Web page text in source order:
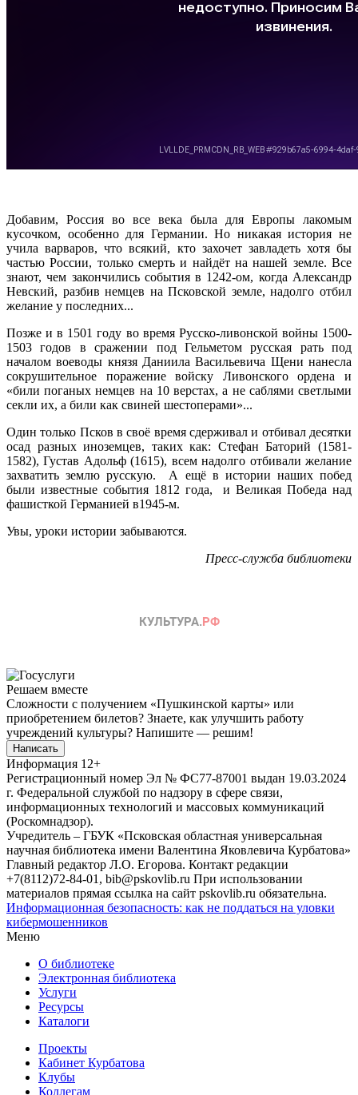
Добавим, Россия во все века была для Европы лакомым
кусочком, особенно для Германии. Но никакая история не
учила варваров, что всякий, кто захочет завладеть хотя бы
частью России, только смерть и найдёт на нашей земле. Все
знают, чем закончились события в 1242-ом, когда Александр
Невский, разбив немцев на Псковской земле, надолго отбил
желание у последних...
Позже и в 1501 году во время Русско-ливонской войны 1500-
1503 годов в сражении под Гельметом русская рать под
началом воеводы князя Даниила Васильевича Щени нанесла
сокрушительное поражение войску Ливонского ордена и
«били поганых немцев на 10 верстах, а не саблями светлыми
секли их, а били как свиней шестоперами»...
Один только Псков в своё время сдерживал и отбивал десятки
осад разных иноземцев, таких как: Стефан Баторий (1581-
1582), Густав Адольф (1615), всем надолго отбивали желание
захватить землю русскую. А ещё в истории наших побед
были известные события 1812 года, и Великая Победа над
фашисткой Германией в1945-м.
Увы, уроки истории забываются.
Пресс-служба библиотеки
Решаем вместе
Сложности с получением «Пушкинской карты» или
приобретением билетов? Знаете, как улучшить работу
учреждений культуры? Напишите — решим!
Написать
Информация 12+
Регистрационный номер Эл № ФС77-87001 выдан 19.03.2024
г. Федеральной службой по надзору в сфере связи,
информационных технологий и массовых коммуникаций
(Роскомнадзор).
Учредитель – ГБУК «Псковская областная универсальная
научная библиотека имени Валентина Яковлевича Курбатова»
Главный редактор Л.О. Егорова. Контакт редакции
+7(8112)72-84-01, bib@pskovlib.ru При использовании
материалов прямая ссылка на сайт pskovlib.ru обязательна.
Информационная безопасность: как не поддаться на уловки
кибермошенников
Меню
О библиотеке
Электронная библиотека
Услуги
Ресурсы
Каталоги
Проекты
Кабинет Курбатова
Клубы
Коллегам